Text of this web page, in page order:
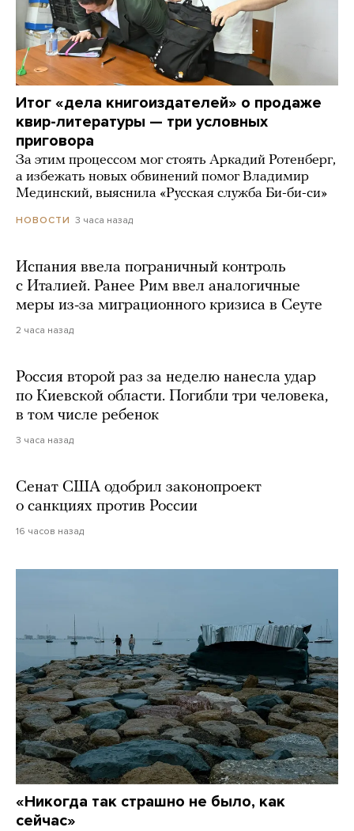
Итог «дела книгоиздателей» о продаже
квир-литературы — три условных
приговора
За этим процессом мог стоять Аркадий Ротенберг,
а избежать новых обвинений помог Владимир
Мединский, выяснила «Русская служба Би-би-си»
НОВОСТИ 3 часа назад
Испания ввела пограничный контроль
с Италией. Ранее Рим ввел аналогичные
меры из-за миграционного кризиса в Сеуте
2 часа назад
Россия второй раз за неделю нанесла удар
по Киевской области. Погибли три человека,
в том числе ребенок
3 часа назад
Сенат США одобрил законопроект
о санкциях против России
16 часов назад
«Никогда так страшно не было, как
сейчас»